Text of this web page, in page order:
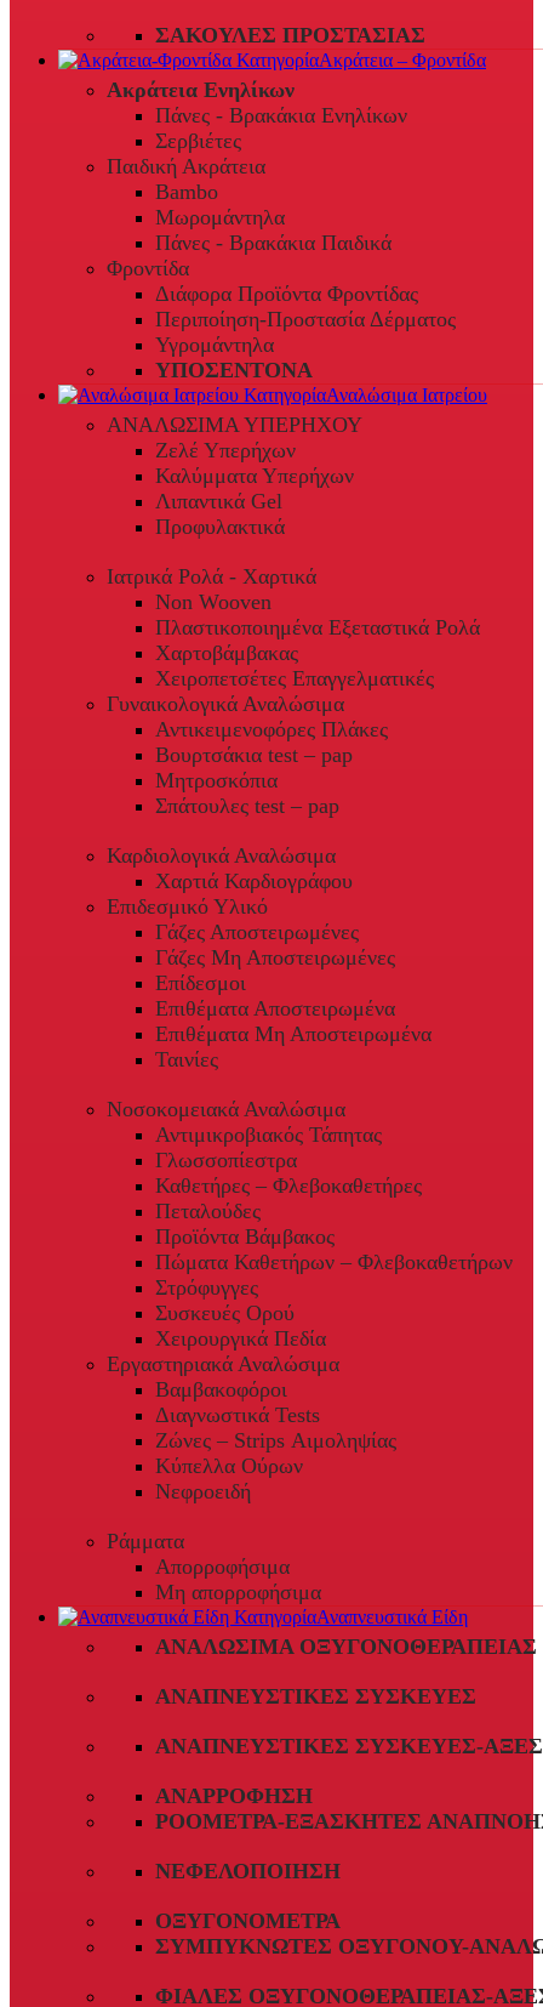
ΣΑΚΟΎΛΕΣ ΠΡΟΣΤΑΣΊΑΣ
Ακράτεια – Φροντίδα
Ακράτεια Ενηλίκων
Πάνες - Βρακάκια Ενηλίκων
Σερβιέτες
Παιδική Ακράτεια
Bambo
Μωρομάντηλα
Πάνες - Βρακάκια Παιδικά
Φροντίδα
Διάφορα Προϊόντα Φροντίδας
Περιποίηση-Προστασία Δέρματος
Υγρομάντηλα
ΥΠΟΣΕΝΤΟΝΑ
Αναλώσιμα Ιατρείου
ΑΝΑΛΩΣΙΜΑ ΥΠΕΡΗΧΟΥ
Ζελέ Υπερήχων
Καλύμματα Υπερήχων
Λιπαντικά Gel
Προφυλακτικά
Ιατρικά Ρολά - Χαρτικά
Non Wooven
Πλαστικοποιημένα Εξεταστικά Ρολά
Χαρτοβάμβακας
Χειροπετσέτες Επαγγελματικές
Γυναικολογικά Αναλώσιμα
Αντικειμενοφόρες Πλάκες
Βουρτσάκια test – pap
Μητροσκόπια
Σπάτουλες test – pap
Καρδιολογικά Αναλώσιμα
Χαρτιά Καρδιογράφου
Επιδεσμικό Υλικό
Γάζες Αποστειρωμένες
Γάζες Μη Αποστειρωμένες
Επίδεσμοι
Επιθέματα Αποστειρωμένα
Επιθέματα Μη Αποστειρωμένα
Ταινίες
Νοσοκομειακά Αναλώσιμα
Αντιμικροβιακός Τάπητας
Γλωσσοπίεστρα
Καθετήρες – Φλεβοκαθετήρες
Πεταλούδες
Προϊόντα Βάμβακος
Πώματα Καθετήρων – Φλεβοκαθετήρων
Στρόφυγγες
Συσκευές Ορού
Χειρουργικά Πεδία
Εργαστηριακά Αναλώσιμα
Βαμβακοφόροι
Διαγνωστικά Tests
Ζώνες – Strips Αιμοληψίας
Κύπελλα Ούρων
Νεφροειδή
Ράμματα
Απορροφήσιμα
Μη απορροφήσιμα
Αναπνευστικά Είδη
ΑΝΑΛΏΣΙΜΑ ΟΞΥΓΟΝΟΘΕΡΑΠΕΊΑΣ
ΑΝΑΠΝΕΥΣΤΙΚΈΣ ΣΥΣΚΕΥΈΣ
ΑΝΑΠΝΕΥΣΤΙΚΈΣ ΣΥΣΚΕΥΈΣ-
ΑΝΑΡΡΌΦΗΣΗ
ΡΟΌΜΕΤΡΑ-ΕΞΑΣΚΗΤΈΣ
ΝΕΦΕΛΟΠΟΊΗΣΗ
ΟΞΥΓΟΝΌΜΕΤΡΑ
ΣΥΜΠΥΚΝΩΤΈΣ ΟΞΥΓΌΝΟΥ-
ΦΙΆΛΕΣ ΟΞΥΓΟΝΟΘΕΡΑΠΕΊΑΣ-